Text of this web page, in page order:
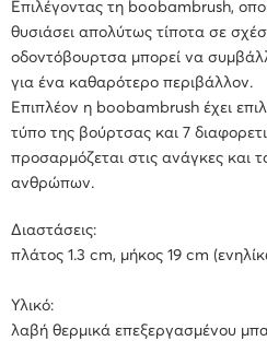
Επιλέγοντας τη boobambrush,
θυσιάσει απολύτως τίποτα σε
οδοντόβουρτσα μπορεί να
για ένα καθαρότερο περιβάλλον.
Επιπλέον η boobambrush έχει
τύπο της βούρτσας και 7
προσαρμόζεται στις ανάγκες και
ανθρώπων.
Διαστάσεις:
πλάτος 1.3 cm, μήκος 19 cm
Υλικό:
λαβή θερμικά επεξεργασμένου